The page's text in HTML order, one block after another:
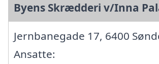
Byens Skrædderi v/Inna
Jernbanegade 17, 6400
Ansatte: